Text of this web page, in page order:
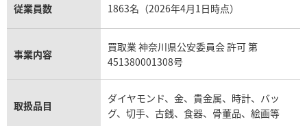
従業員数 1863名（2026年4月1日時点）
事業内容
買取業 神奈川県公安委員会 許可 第
451380001308号
取扱品目
ダイヤモンド、金、貴金属、時計、バッ
グ、切手、古銭、食器、骨董品、絵画等